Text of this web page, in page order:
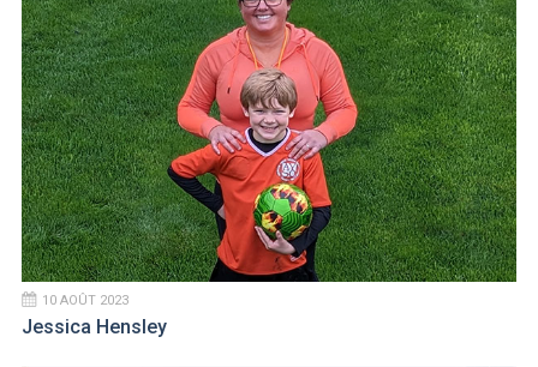
10 AOÛT 2023
Jessica Hensley